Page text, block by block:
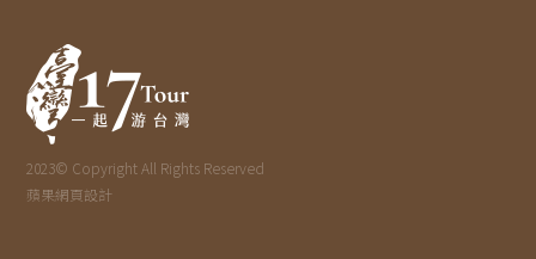
2023© Copyright All Rights Reserved
蘋果網頁設計